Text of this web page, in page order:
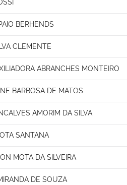
BERHENDS
CLEMENTE
ABRANCHES MONTEIRO
BARBOSA DE MATOS
AMORIM DA SILVA
SANTANA
MOTA DA SILVEIRA
DE SOUZA